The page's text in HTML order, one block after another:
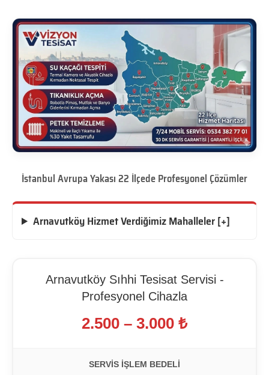
İstanbul Avrupa Yakası 22 İlçede Profesyonel Çözümler
Arnavutköy Hizmet Verdiğimiz Mahalleler [+]
Arnavutköy Sıhhi Tesisat Servisi -
Profesyonel Cihazla
2.500 – 3.000 ₺
SERVIS İŞLEM BEDELI